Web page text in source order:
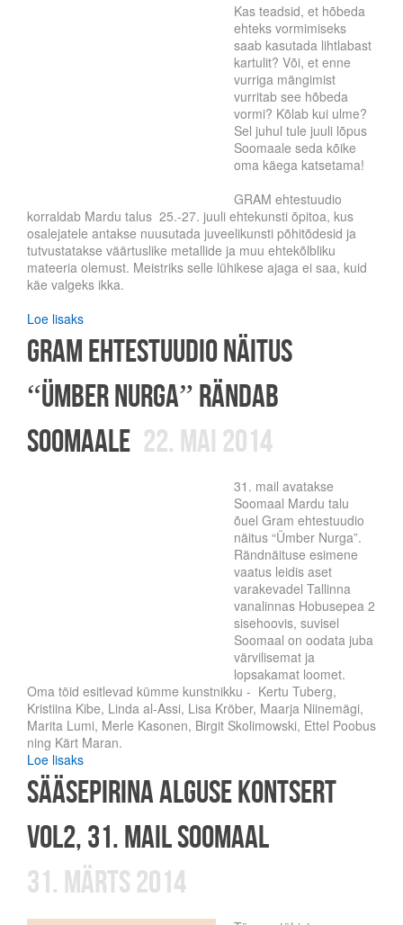
Kas teadsid, et hõbeda
ehteks vormimiseks
saab kasutada lihtlabast
kartulit? Või, et enne
vurriga mängimist
vurritab see hõbeda
vormi? Kõlab kui ulme?
Sel juhul tule juuli lõpus
Soomaale seda kõike
oma käega katsetama!
GRAM ehtestuudio
korraldab Mardu talus 25.-27. juuli ehtekunsti õpitoa, kus
osalejatele antakse nuusutada juveelikunsti põhitõdesid ja
tutvustatakse väärtuslike metallide ja muu ehtekõlbliku
mateeria olemust. Meistriks selle lühikese ajaga ei saa, kuid
käe valgeks ikka.
Loe lisaks
Gram ehtestuudio näitus
“Ümber Nurga” rändab
Soomaale 22. mai 2014
31. mail avatakse
Soomaal Mardu talu
õuel Gram ehtestuudio
näitus “Ümber Nurga”.
Rändnäituse esimene
vaatus leidis aset
varakevadel Tallinna
vanalinnas Hobusepea 2
sisehoovis, suvisel
Soomaal on oodata juba
värvilisemat ja
lopsakamat loomet.
Oma töid esitlevad kümme kunstnikku - Kertu Tuberg,
Kristiina Kibe, Linda al-Assi, Lisa Kröber, Maarja Niinemägi,
Marita Lumi, Merle Kasonen, Birgit Skolimowski, Ettel Poobus
ning Kärt Maran.
Loe lisaks
Sääsepirina Alguse Kontsert
vol2, 31. mail Soomaal
31. märts 2014